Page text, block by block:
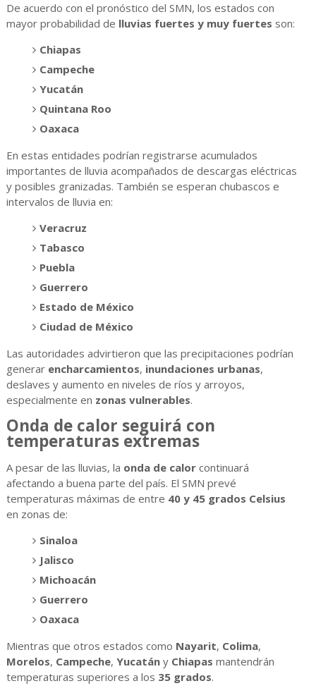
De acuerdo con el pronóstico del SMN, los estados con
mayor probabilidad de lluvias fuertes y muy fuertes son:
Chiapas
Campeche
Yucatán
Quintana Roo
Oaxaca
En estas entidades podrían registrarse acumulados
importantes de lluvia acompañados de descargas eléctricas
y posibles granizadas. También se esperan chubascos e
intervalos de lluvia en:
Veracruz
Tabasco
Puebla
Guerrero
Estado de México
Ciudad de México
Las autoridades advirtieron que las precipitaciones podrían
generar encharcamientos, inundaciones urbanas,
deslaves y aumento en niveles de ríos y arroyos,
especialmente en zonas vulnerables.
Onda de calor seguirá con
temperaturas extremas
A pesar de las lluvias, la onda de calorcontinuará
afectando a buena parte del país. El SMN prevé
temperaturas máximas de entre 40 y 45 grados Celsius
en zonas de:
Sinaloa
Jalisco
Michoacán
Guerrero
Oaxaca
Mientras que otros estados como Nayarit, Colima,
Morelos, Campeche, Yucatány Chiapas mantendrán
temperaturas superiores a los 35 grados.